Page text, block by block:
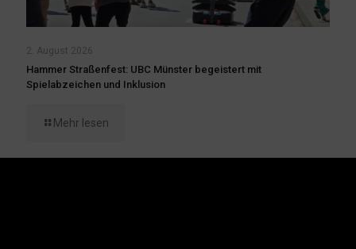
2. August 2026
Hammer Straßenfest: UBC Münster begeistert mit
Spielabzeichen und Inklusion
Mehr lesen